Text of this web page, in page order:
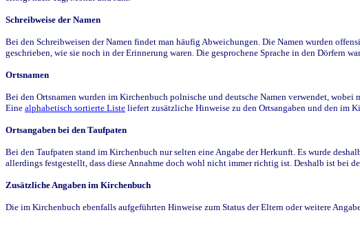
Schreibweise der Namen
Bei den Schreibweisen der Namen findet man häufig Abweichungen. Die Namen wurden
geschrieben, wie sie noch in der Erinnerung waren. Die gesprochene Sprache in den Dörfern
Ortsnamen
Bei den Ortsnamen wurden im Kirchenbuch polnische und deutsche Namen verwendet,
Eine alphabetisch sortierte Liste liefert zusätzliche Hinweise zu den Ortsangaben und den im
Ortsangaben bei den Taufpaten
Bei den Taufpaten stand im Kirchenbuch nur selten eine Angabe der Herkunft. Es wurde
allerdings festgestellt, dass diese Annahme doch wohl nicht immer richtig ist. Deshalb ist bei
Zusätzliche Angaben im Kirchenbuch
Die im Kirchenbuch ebenfalls aufgeführten Hinweise zum Status der Eltern oder weitere